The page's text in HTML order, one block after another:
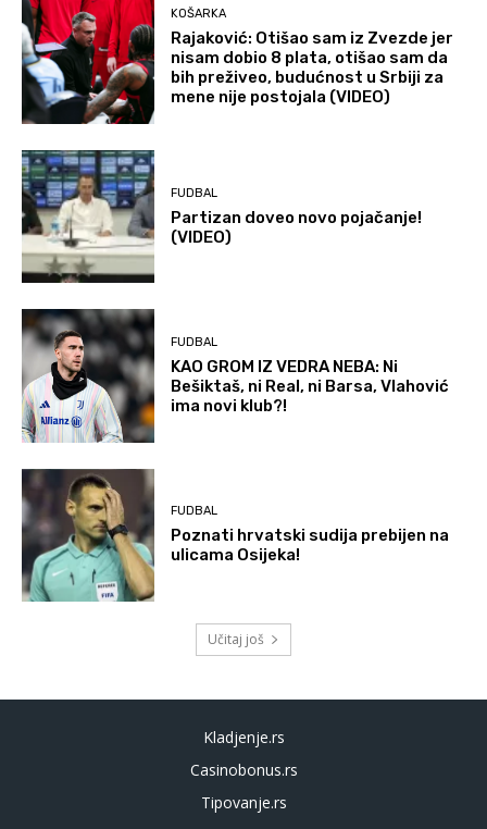
KOŠARKA
Rajaković: Otišao sam iz Zvezde jer
nisam dobio 8 plata, otišao sam da
bih preživeo, budućnost u Srbiji za
mene nije postojala (VIDEO)
FUDBAL
Partizan doveo novo pojačanje!
(VIDEO)
FUDBAL
KAO GROM IZ VEDRA NEBA: Ni
Bešiktaš, ni Real, ni Barsa, Vlahović
ima novi klub?!
FUDBAL
Poznati hrvatski sudija prebijen na
ulicama Osijeka!
Učitaj još
Kladjenje.rs
Casinobonus.rs
Tipovanje.rs